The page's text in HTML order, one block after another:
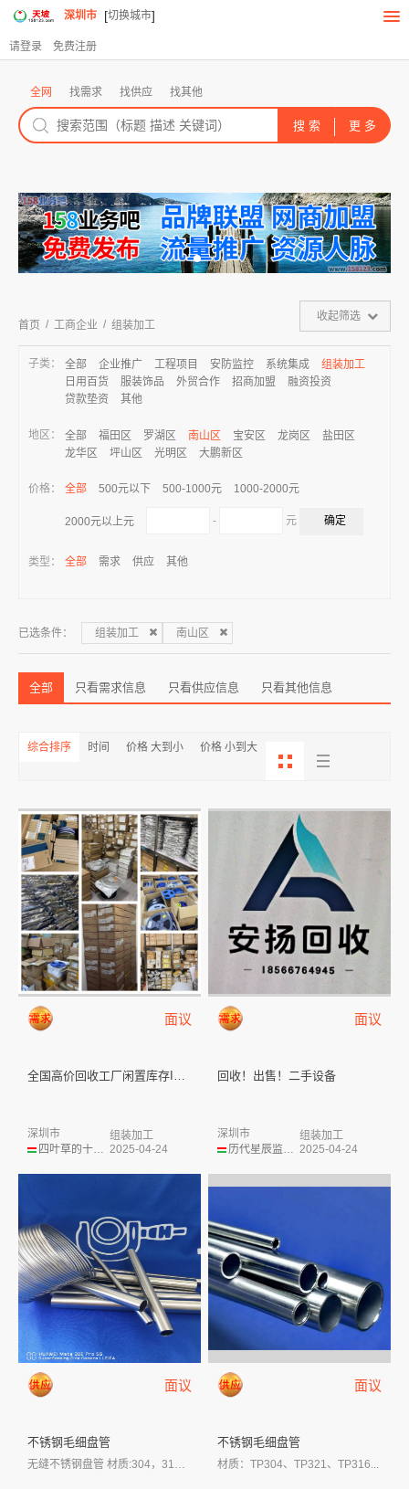
深圳市 [切换城市]
请登录 免费注册
全网 找需求 找供应 找其他
首页 / 工商企业 / 组装加工
收起筛选
子类： 全部 企业推广 工程项目 安防监控 系统集成
组装加工
日用百货
服装饰品 外贸合作 招商加盟
融资投资
贷款垫资
其他
地区： 全部 福田区 罗湖区 南山区 宝安区 龙岗区
盐田区
龙华区
坪山区 光明区 大鹏新区
价格： 全部 500元以下 500-1000元 1000-2000元
2000元以上元 - 元
类型： 全部 需求 供应 其他
已选条件： 组装加工 南山区
全部 只看需求信息 只看供应信息 只看其他信息
综合排序 时间 价格 大到小 价格 小到大
面议
全国高价回收工厂闲置库存IC芯...
四叶草的十年之约
深圳市
组装加工
2025-04-24
面议
回收！出售！二手设备
历代星辰监护人
深圳市
组装加工
2025-04-24
面议
不锈钢毛细盘管
面议
不锈钢毛细盘管
材质：TP304、TP321、TP316...